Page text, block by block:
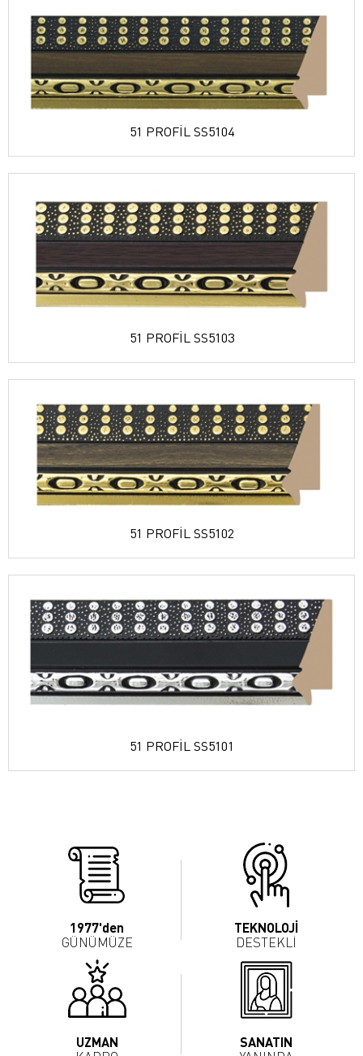
51 PROFİL SS5104
51 PROFİL SS5103
51 PROFİL SS5102
51 PROFİL SS5101
1977'den
GÜNÜMÜZE
TEKNOLOJİ
DESTEKLİ
UZMAN SANATIN